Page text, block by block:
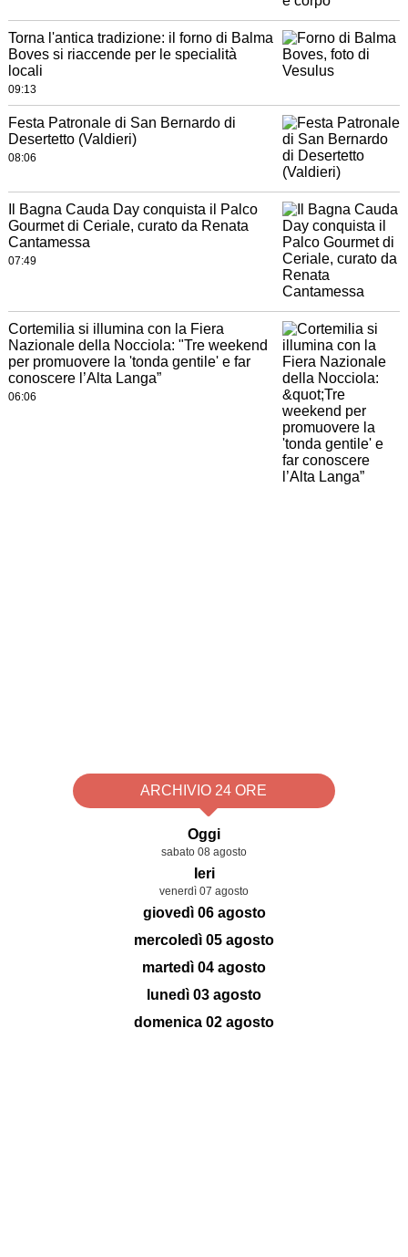
Torna l'antica tradizione: il forno di Balma
Boves si riaccende per le specialità
locali
09:13
Festa Patronale di San Bernardo di
Desertetto (Valdieri)
08:06
Il Bagna Cauda Day conquista il Palco
Gourmet di Ceriale, curato da Renata
Cantamessa
07:49
Cortemilia si illumina con la Fiera
Nazionale della Nocciola: "Tre weekend
per promuovere la 'tonda gentile' e far
conoscere l’Alta Langa”
06:06
ARCHIVIO 24 ORE
Oggi
sabato 08 agosto
Ieri
venerdì 07 agosto
giovedì 06 agosto
mercoledì 05 agosto
martedì 04 agosto
lunedì 03 agosto
domenica 02 agosto